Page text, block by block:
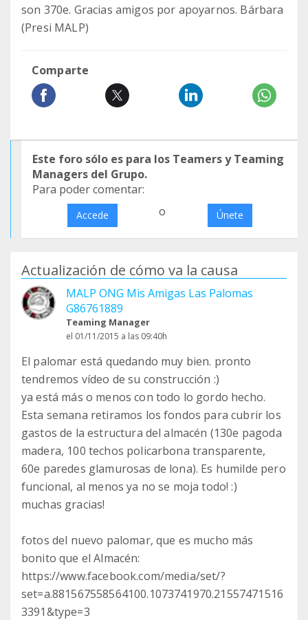
son 370e. Gracias amigos por apoyarnos. Bárbara
(Presi MALP)
Comparte
Este foro sólo es para los Teamers y Teaming
Managers del Grupo.
Para poder comentar:
Accede o Únete
Actualización de cómo va la causa
MALP ONG Mis Amigas Las Palomas
G86761889
Teaming Manager
el 01/11/2015 a las 09:40h
El palomar está quedando muy bien. pronto
tendremos vídeo de su construcción :)
ya está más o menos con todo lo gordo hecho.
Esta semana retiramos los fondos para cubrir los
gastos de la estructura del almacén (130e pagoda
madera, 100 techos policarbona transparente,
60e paredes glamurosas de lona). Es humilde pero
funcional, al menos ya no se moja todo! :)
muchas gracias!
fotos del nuevo palomar, que es mucho más
bonito que el Almacén:
https://www.facebook.com/media/set/?
set=a.881567558564100.1073741970.21557471516
3391&type=3